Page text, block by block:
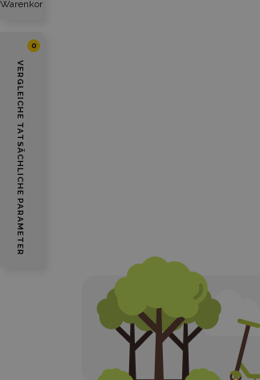
Warenkorb
VERGLEICHE TATSÄCHLICHE PARAMETER
0